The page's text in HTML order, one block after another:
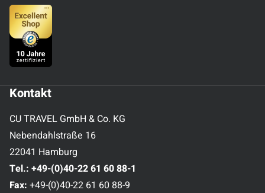
Kontakt
CU TRAVEL GmbH & Co. KG
Nebendahlstraße 16
22041 Hamburg
Tel.: +49-(0)40-22 61 60 88-1
Fax: +49-(0)40-22 61 60 88-9